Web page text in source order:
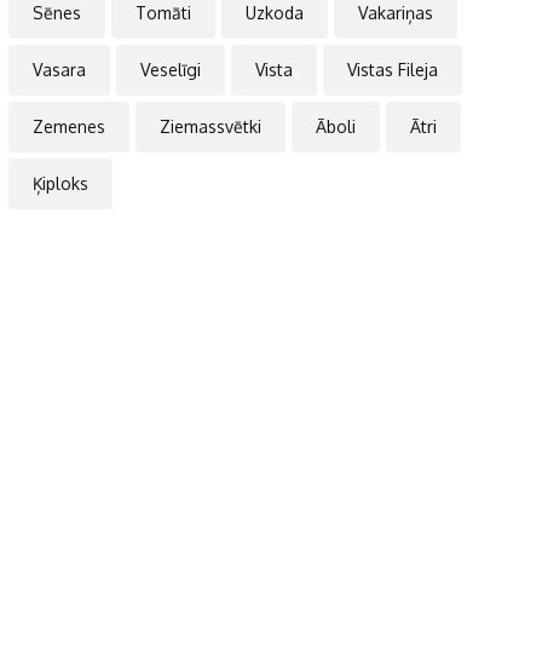
Sēnes Tomāti Uzkoda Vakariņas
Vasara Veselīgi Vista Vistas Fileja
Zemenes Ziemassvētki Āboli Ātri
Ķiploks